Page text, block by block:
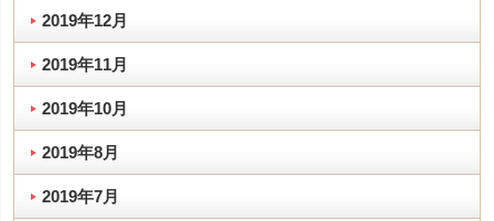
2019年12月
2019年11月
2019年10月
2019年8月
2019年7月